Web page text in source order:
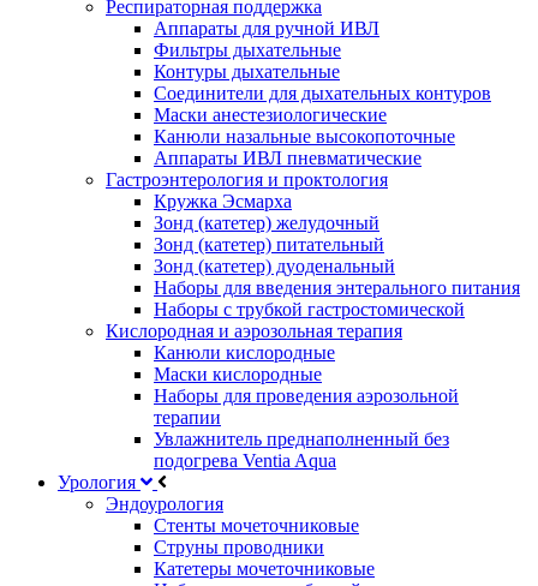
Респираторная поддержка
Аппараты для ручной ИВЛ
Фильтры дыхательные
Контуры дыхательные
Соединители для дыхательных контуров
Маски анестезиологические
Канюли назальные высокопоточные
Аппараты ИВЛ пневматические
Гастроэнтерология и проктология
Кружка Эсмарха
Зонд (катетер) желудочный
Зонд (катетер) питательный
Зонд (катетер) дуоденальный
Наборы для введения энтерального питания
Наборы с трубкой гастростомической
Кислородная и аэрозольная терапия
Канюли кислородные
Маски кислородные
Наборы для проведения аэрозольной
терапии
Увлажнитель преднаполненный без
подогрева Ventia Aqua
Урология
Эндоурология
Стенты мочеточниковые
Струны проводники
Катетеры мочеточниковые